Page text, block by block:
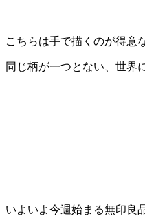
こちらは手で描くのが得意
同じ柄が一つとない、世界
いよいよ今週始まる無印良